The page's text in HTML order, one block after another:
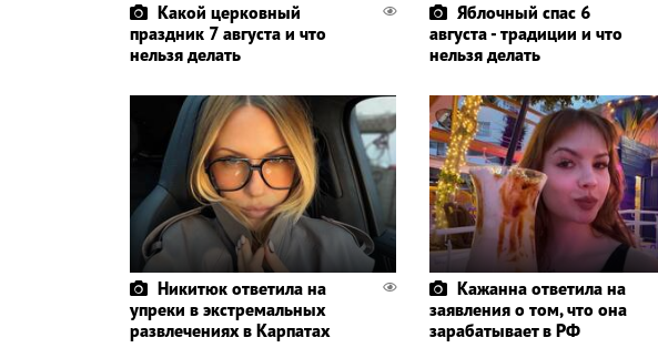
Какой церковный
праздник 7 августа и что
нельзя делать
Яблочный спас 6
августа - традиции и что
нельзя делать
Никитюк ответила на
упреки в экстремальных
развлечениях в Карпатах
Кажанна ответила на
заявления о том, что она
зарабатывает в РФ